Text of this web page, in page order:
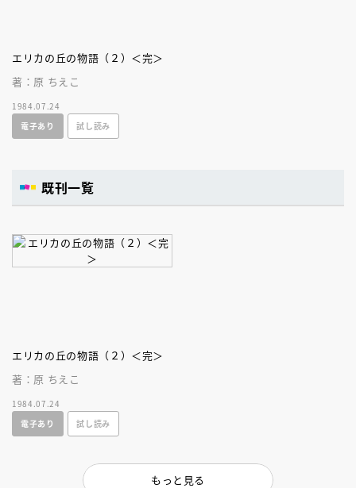
エリカの丘の物語（２）＜完＞
著：原 ちえこ
1984.07.24
電子あり
試し読み
既刊一覧
エリカの丘の物語（２）＜完＞
著：原 ちえこ
1984.07.24
電子あり
試し読み
もっと見る